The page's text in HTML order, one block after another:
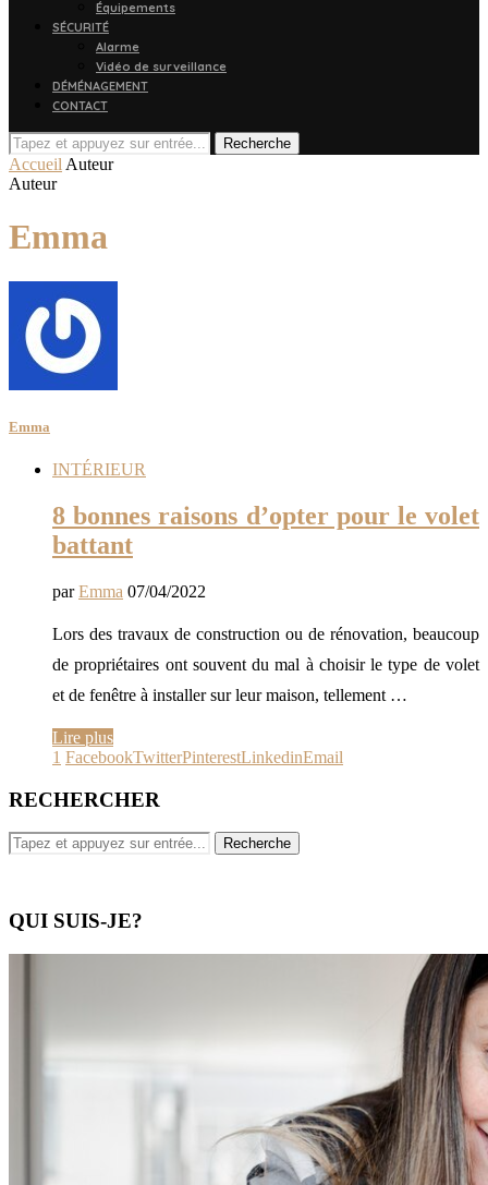
Équipements
SÉCURITÉ
Alarme
Vidéo de surveillance
DÉMÉNAGEMENT
CONTACT
Recherche
Accueil Auteur
Auteur
Emma
Emma
INTÉRIEUR
8 bonnes raisons d’opter pour le volet
battant
parEmma 07/04/2022
Lors des travaux de construction ou de rénovation, beaucoup
de propriétaires ont souvent du mal à choisir le type de volet
et de fenêtre à installer sur leur maison, tellement …
Lire plus
1 FacebookTwitterPinterestLinkedinEmail
RECHERCHER
QUI SUIS-JE?